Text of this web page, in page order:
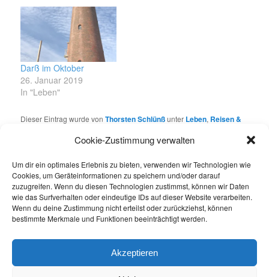
Cookie-Zustimmung verwalten
Um dir ein optimales Erlebnis zu bieten, verwenden wir Technologien wie
Cookies, um Geräteinformationen zu speichern und/oder darauf
zuzugreifen. Wenn du diesen Technologien zustimmst, können wir Daten
wie das Surfverhalten oder eindeutige IDs auf dieser Website verarbeiten.
Wenn du deine Zustimmung nicht erteilst oder zurückziehst, können
bestimmte Merkmale und Funktionen beeinträchtigt werden.
Akzeptieren
Darß im Oktober
26. Januar 2019
In "Leben"
Dieser Eintrag wurde vonThorsten Schlünßunter Leben, Reisen &
Über Thorsten Schlünß
Das Leben im Allgemeinen und die kleinen und
großen Glücksmomente darin, Reisen, Fotografie,
die Gesellschaft, Netzthemen, Social Media und
meine für mich neu gefundene Traumstadt
Weblog!
Alle Beiträge von Thorsten Schlünß anzeigen